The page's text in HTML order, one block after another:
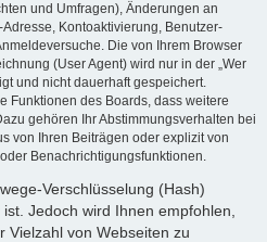
und Umfragen), Änderungen an
Kontoaktivierung, Benutzer-
Die von Ihrem Browser
(User Agent) wird nur in der „Wer
und nicht dauerhaft gespeichert.
Funktionen des Boards, dass weitere
gehören Ihr Abstimmungsverhalten bei
von Ihren Beiträgen oder explizit von
Benachrichtigungsfunktionen.
Verschlüsselung (Hash)
Jedoch wird Ihnen empfohlen,
Vielzahl von Webseiten zu